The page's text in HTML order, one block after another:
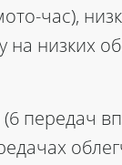
час),
на низких
передач